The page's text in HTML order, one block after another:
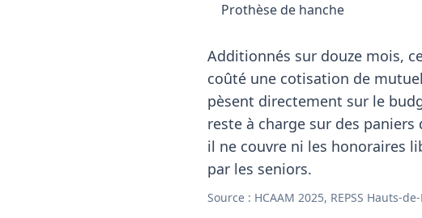
Prothèse de hanche
Additionnés sur douze mois,
coûté une cotisation de
pèsent directement sur le
reste à charge sur des
il ne couvre ni les honoraires
par les seniors.
Source : HCAAM 2025, REPSS Hauts-